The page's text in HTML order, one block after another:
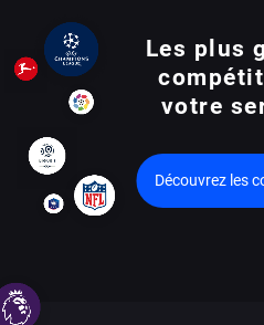
Les plus
votre
Découvrez les